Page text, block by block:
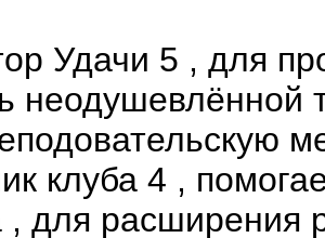
Удачи 5 , для
неодушевлённой
клуба 4 ,
, для расширения